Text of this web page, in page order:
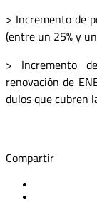
> Incremento de
(entre un 25% y
> Incremento
renovación de
dulos que cubren
Compartir